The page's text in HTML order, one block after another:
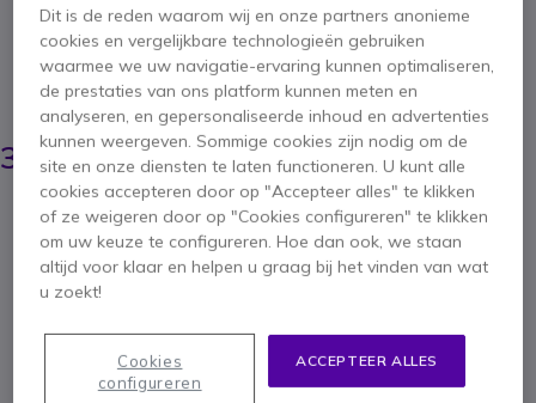
SKU PHLFH3500 // Referentie fabrikant: LFH3500
Dicteermicrofoon met bedieningsknop. De eerste
met bewegingssensor
BESPAAR 55,00 €
423,45 €
368,95 € ex. BTW- 446,43 € incl. BTW
IN WINKELWAGEN
Dit is de reden waarom wij en onze partners anonieme
cookies en vergelijkbare technologieën gebruiken
waarmee we uw navigatie-ervaring kunnen optimaliseren,
de prestaties van ons platform kunnen meten en
analyseren, en gepersonaliseerde inhoud en advertenties
kunnen weergeven. Sommige cookies zijn nodig om de
site en onze diensten te laten functioneren. U kunt alle
cookies accepteren door op "Accepteer alles" te klikken
of ze weigeren door op "Cookies configureren" te klikken
om uw keuze te configureren. Hoe dan ook, we staan
altijd voor klaar en helpen u graag bij het vinden van wat
u zoekt!
ACCEPTEER ALLES
Cookies
configureren